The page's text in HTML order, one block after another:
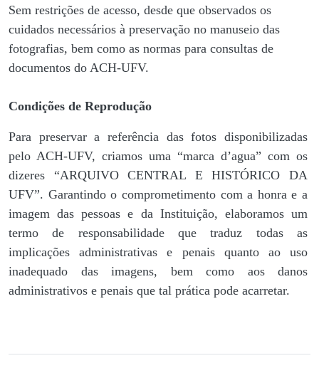
Sem restrições de acesso, desde que observados os
cuidados necessários à preservação no manuseio das
fotografias, bem como as normas para consultas de
documentos do ACH-UFV.
Condições de Reprodução
Para preservar a referência das fotos disponibilizadas
pelo ACH-UFV, criamos uma “marca d’agua” com os
dizeres “ARQUIVO CENTRAL E HISTÓRICO DA
UFV”. Garantindo o comprometimento com a honra e a
imagem das pessoas e da Instituição, elaboramos um
termo de responsabilidade que traduz todas as
implicações administrativas e penais quanto ao uso
inadequado das imagens, bem como aos danos
administrativos e penais que tal prática pode acarretar.